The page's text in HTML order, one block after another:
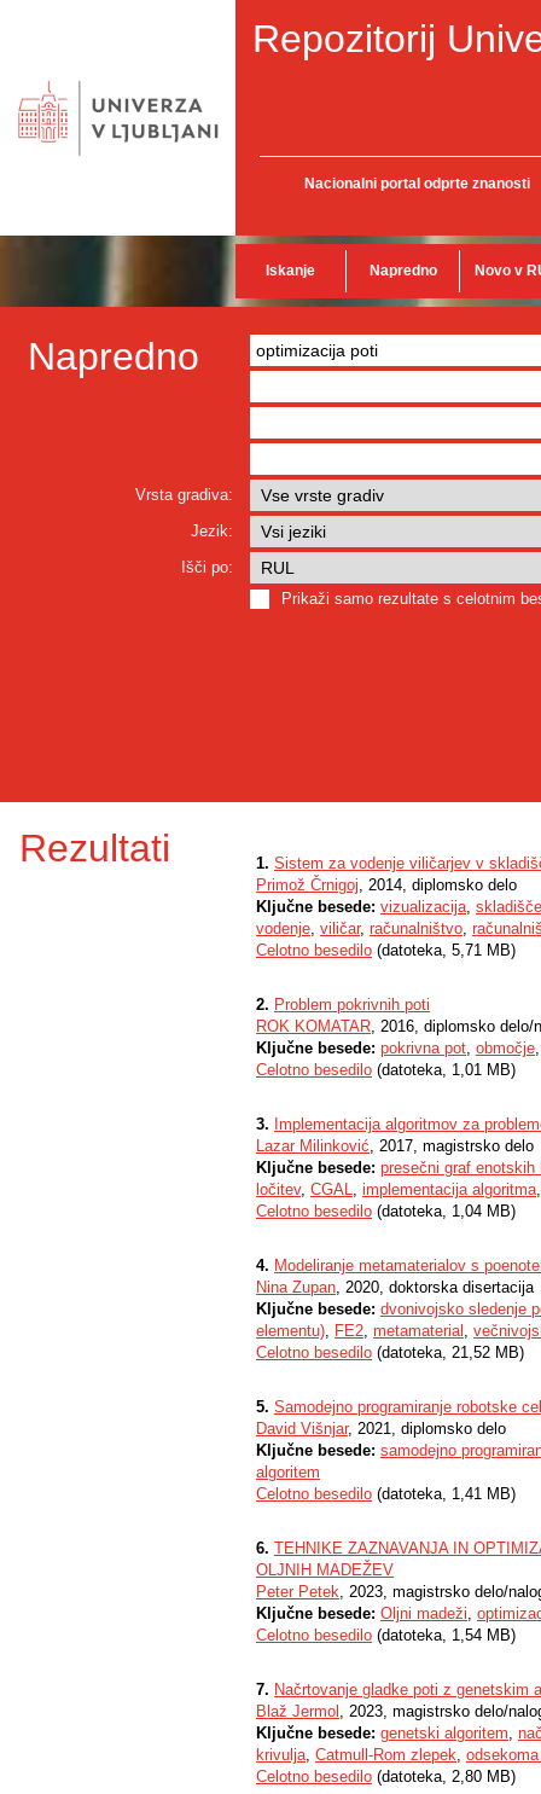
Repozitorij
Nacionalni portal odprte znanosti
Iskanje Napredno Novo v
Napredno
Vrsta gradiva:
Jezik:
Išči po:
Prikaži samo rezultate s celotnim
Rezultati 1. Sistem za vodenje viličarjev v
Primož Črnigoj, 2014, diplomsko delo
Ključne besede: vizualizacija, skladišče
vodenje, viličar, računalništvo,
Celotno besedilo (datoteka, 5,71 MB)
2. Problem pokrivnih poti
ROK KOMATAR, 2016, diplomsko delo/
Ključne besede: pokrivna pot, območje
Celotno besedilo (datoteka, 1,01 MB)
3. Implementacija algoritmov za
Lazar Milinković, 2017, magistrsko delo
Ključne besede: presečni graf enotskih
ločitev, CGAL, implementacija algoritma
Celotno besedilo (datoteka, 1,04 MB)
4. Modeliranje metamaterialov s
Nina Zupan, 2020, doktorska disertacija
Ključne besede: dvonivojsko sledenje
elementu), FE2, metamaterial ,
Celotno besedilo (datoteka, 21,52 MB)
5. Samodejno programiranje robotske
David Višnjar, 2021, diplomsko delo
Ključne besede: samodejno
algoritem
Celotno besedilo (datoteka, 1,41 MB)
6. TEHNIKE ZAZNAVANJA IN
OLJNIH MADEŽEV
Peter Petek, 2023, magistrsko delo/
Ključne besede: Oljni madeži,
Celotno besedilo (datoteka, 1,54 MB)
7. Načrtovanje gladke poti z genetskim
Blaž Jermol , 2023, magistrsko delo/
Ključne besede: genetski algoritem,
krivulja, Catmull-Rom zlepek,
Celotno besedilo (datoteka, 2,80 MB)